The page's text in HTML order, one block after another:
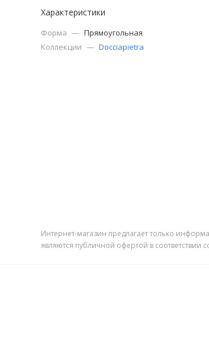
Характеристики
Форма — Прямоугольная
Коллекции — Docciapietra
Интернет-магазин предлагает только
являются публичной офертой в соответствии